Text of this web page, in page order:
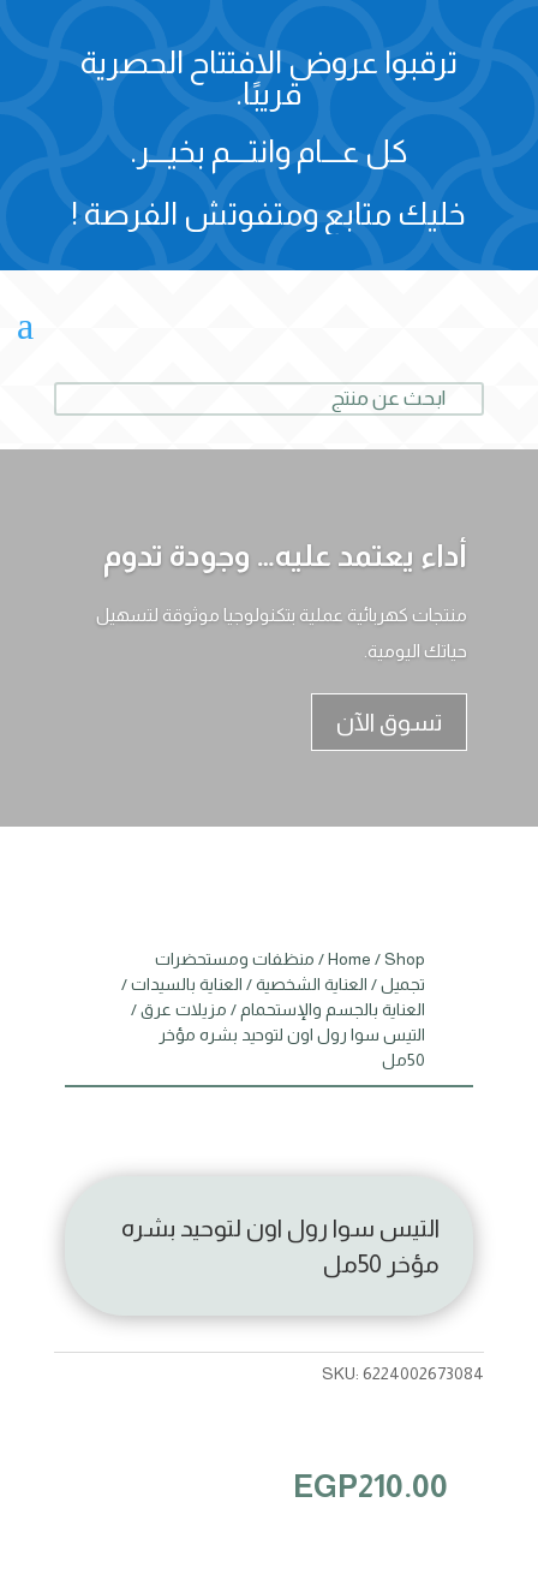
ترقبوا عروض الافتتاح الحصرية
قريبًا.
كل عـــام وانتـــم بخيـــر.
خليك متابع ومتفوتش الفرصة !
a
أداء يعتمد عليه… وجودة تدوم
منتجات كهربائية عملية بتكنولوجيا موثوقة لتسهيل
حياتك اليومية.
تسوق الآن
Home /Shop
/ منظفات ومستحضرات
تجميل/ العناية الشخصية/ العناية بالسيدات/
العناية بالجسم والإستحمام / مزيلات عرق/
التيس سوا رول اون لتوحيد بشره مؤخر
50مل
التيس سوا رول اون لتوحيد بشره
مؤخر 50مل
SKU:6224002673084
EGP210.00